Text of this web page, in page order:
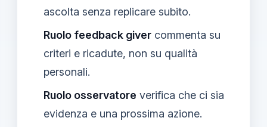
ascolta senza replicare subito.
Ruolo feedback giver commenta su
criteri e ricadute, non su qualità
personali.
Ruolo osservatore verifica che ci sia
evidenza e una prossima azione.